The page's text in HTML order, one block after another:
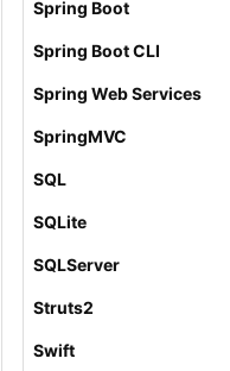
Spring Boot
Spring Boot CLI
Spring Web Services
SpringMVC
SQL
SQLite
SQLServer
Struts2
Swift